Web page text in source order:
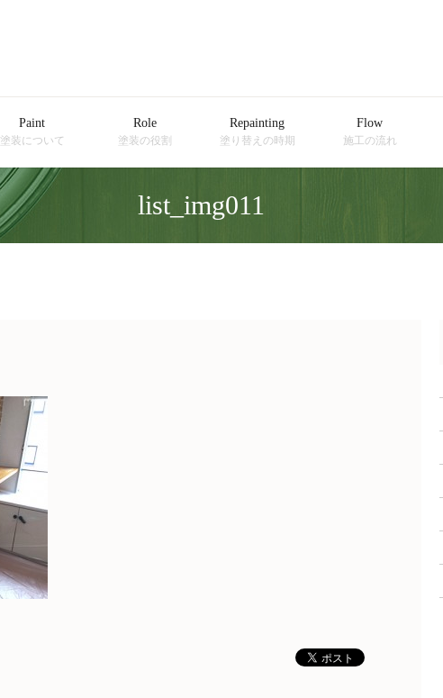
Paint
塗装について
Role
塗装の役割
Repainting
塗り替えの時期
Flow
施工の流れ
list_img011